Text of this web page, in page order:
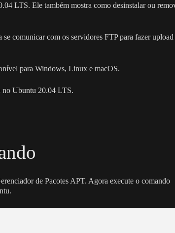
LTS. Ele também mostra como desinstalar ou
comunicar com os servidores FTP para fazer upload
para Windows, Linux e macOS.
no Ubuntu 20.04 LTS.
de Pacotes APT. Agora execute o comando